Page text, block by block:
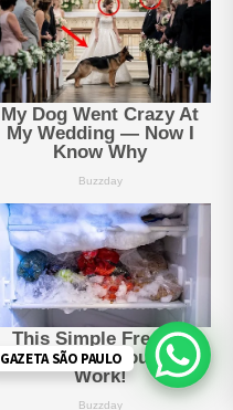
GAZETA SÃO PAULO